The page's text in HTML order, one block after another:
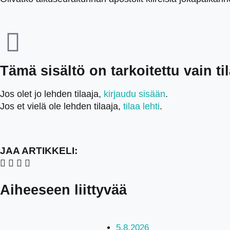
Tämä sisältö on tarkoitettu vain
Jos olet jo lehden tilaaja, kirjaudu sisään.
Jos et vielä ole lehden tilaaja, tilaa lehti.
JAA ARTIKKELI:
Aiheeseen liittyvää
5.8.2026